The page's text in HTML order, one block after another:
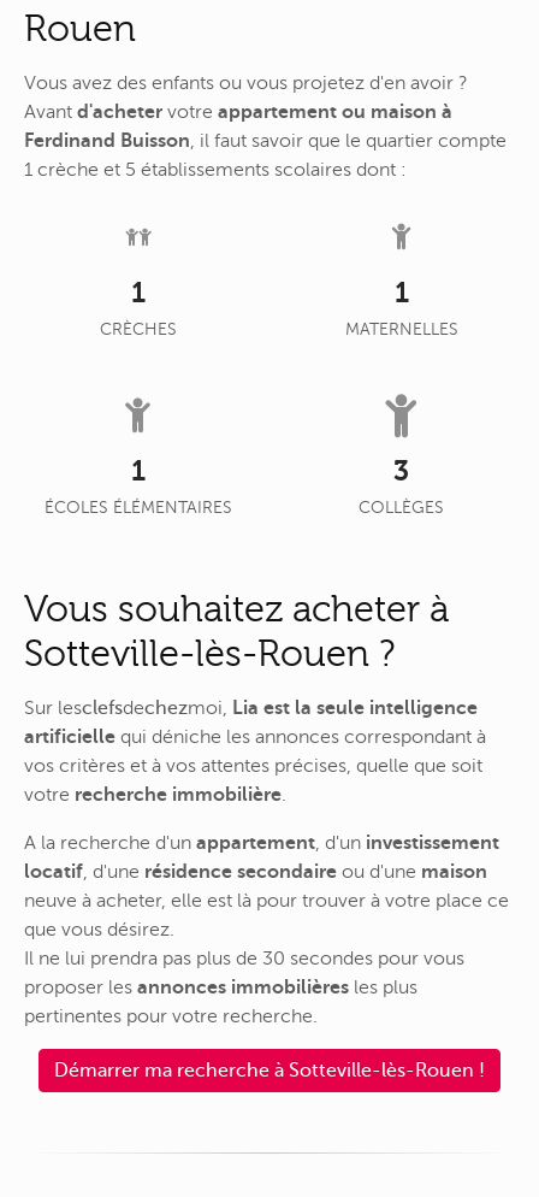
Rouen
Vous avez des enfants ou vous projetez d'en avoir ?
Avant d'acheter votre appartement ou maison à
Ferdinand Buisson, il faut savoir que le quartier compte
1 crèche et 5 établissements scolaires dont :
1
CRÈCHES
1
MATERNELLES
1
ÉCOLES ÉLÉMENTAIRES
3
COLLÈGES
Vous souhaitez acheter à
Sotteville-lès-Rouen ?
Sur lesclefsdechezmoi, Lia est la seule intelligence
artificielle qui déniche les annonces correspondant à
vos critères et à vos attentes précises, quelle que soit
votre recherche immobilière.
A la recherche d'un appartement, d'un investissement
locatif, d'une résidence secondaire ou d'une maison
neuve à acheter, elle est là pour trouver à votre place ce
que vous désirez.
Il ne lui prendra pas plus de 30 secondes pour vous
proposer les annonces immobilières les plus
pertinentes pour votre recherche.
Démarrer ma recherche à Sotteville-lès-Rouen !